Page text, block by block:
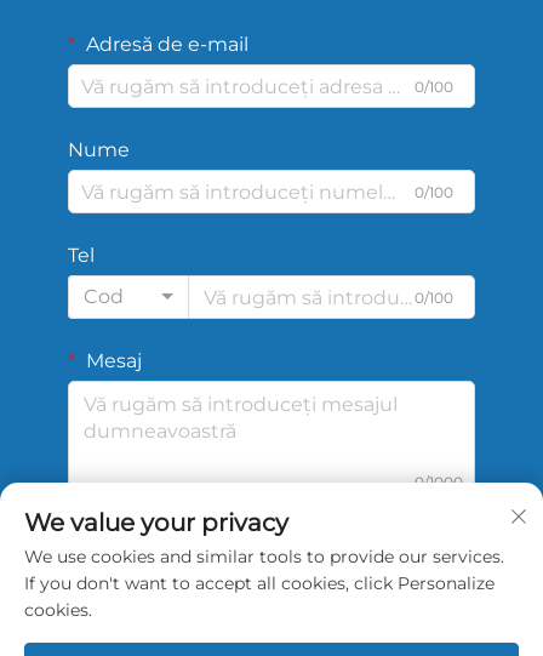
Adresă de e-mail
0/100
Nume
0/100
Tel
Cod
0/100
Mesaj
0/1000
Trimite
We value your privacy
We use cookies and similar tools to provide our services.
If you don't want to accept all cookies, click Personalize
cookies.